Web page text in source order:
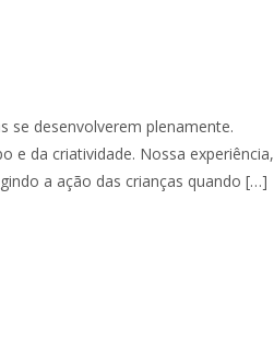
se desenvolverem plenamente.
e da criatividade. Nossa experiência,
a ação das crianças quando […]